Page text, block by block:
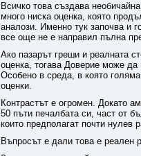
Всичко това създава
много ниска оценка, която
аналози. Именно тук започва и
все още не е направил пълна
Ако пазарът греши и реалната
оценка, тогава Доверие може
Особено в среда, в която
оценки.
Контрастът е огромен. Докато
50 пъти печалбата си, част от
които предполагат почти нулев
Въпросът е дали това е реален